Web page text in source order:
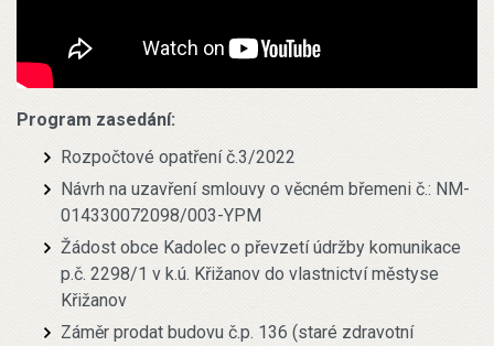
Program zasedání:
Rozpočtové opatření č.3/2022
Návrh na uzavření smlouvy o věcném břemeni č.: NM-
014330072098/003-YPM
Žádost obce Kadolec o převzetí údržby komunikace
p.č. 2298/1 v k.ú. Křižanov do vlastnictví městyse
Křižanov
Záměr prodat budovu č.p. 136 (staré zdravotní